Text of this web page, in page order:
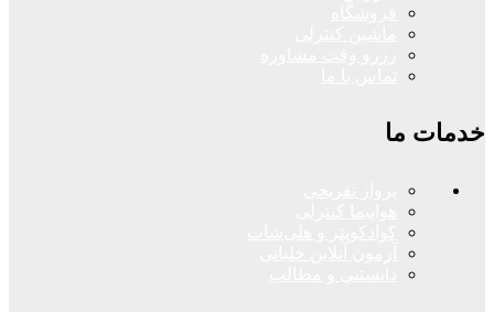
خدمات ما